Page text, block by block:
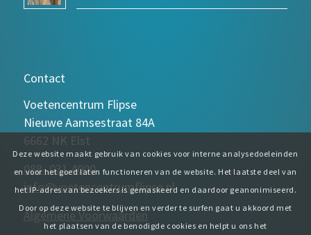
Contact
Voetencentrum Flipse
Nieuwe Aamsestraat 84A
6662 NK Elst
088- 031 4000
info@voetencentrumflipse.nl
Algemene Voorwaarden
Deze website maakt gebruik van cookies voor interne analysedoeleinden
en voor het goed laten functioneren van de website. Het laatste deel van
het IP-adres van bezoekers is gemaskeerd en daardoor geanonimiseerd.
Door op deze website te blijven en verder te surfen gaat u akkoord met
het plaatsen van de benodigde cookies en helpt u ons het